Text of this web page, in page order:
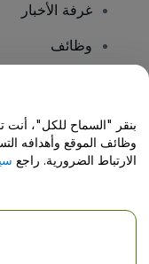
غرفة الأخبار
وظائف
مركز
حقوق النشر © شركة فياجوجو
بنقر "السماح للكل"، أنت
وظائف الموقع وأهدافه
الارتباط الضرورية. راجع